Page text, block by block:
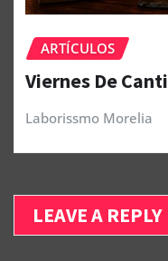
ARTÍCULOS
Viernes De
Laborissmo Morelia
LEAVE A REPLY